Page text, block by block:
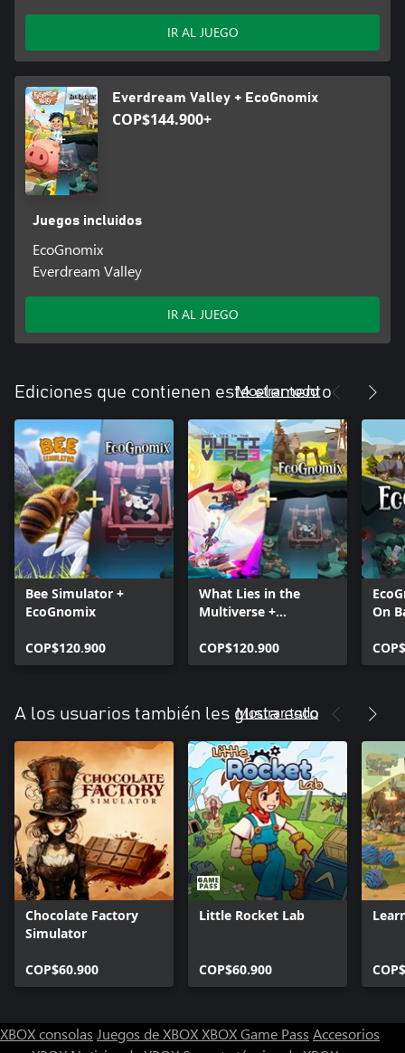
IR AL JUEGO
Everdream Valley + EcoGnomix
COP$144.900+
Juegos incluidos
EcoGnomix
Everdream Valley
IR AL JUEGO
Ediciones que contienen este elemento
Mostrar todo
Bee Simulator +
EcoGnomix
COP$120.900
What Lies in the
Multiverse +
COP$120.900
On
A los usuarios también les gusta esto
Mostrar todo
Chocolate Factory
Simulator
COP$60.900
Little Rocket Lab
COP$60.900
XBOX consolas Juegos de XBOXXBOX Game Pass Accesorios